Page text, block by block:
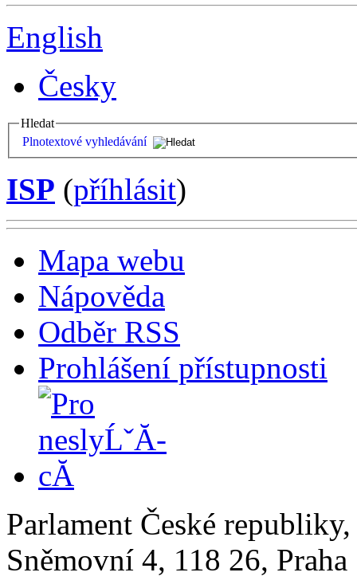
English
Česky
Hledat
Plnotextové vyhledávání
ISP (příhlásit)
Mapa webu
Nápověda
Odběr RSS
Prohlášení přístupnosti
Parlament České
Sněmovní 4, 118 26,